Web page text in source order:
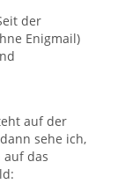
der
Enigmail)
auf der
sehe ich,
auf das